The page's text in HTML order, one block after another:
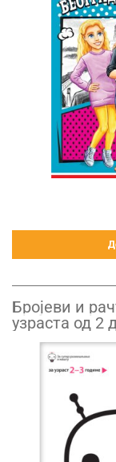
Бројеви и
узраста од 2